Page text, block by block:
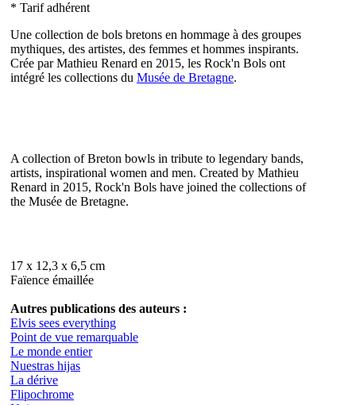
* Tarif adhérent
Une collection de bols bretons en hommage à des groupes
mythiques, des artistes, des femmes et hommes inspirants.
Crée par Mathieu Renard en 2015, les Rock'n Bols ont
intégré les collections du Musée de Bretagne.
A collection of Breton bowls in tribute to legendary bands,
artists, inspirational women and men. Created by Mathieu
Renard in 2015, Rock'n Bols have joined the collections of
the Musée de Bretagne.
17 x 12,3 x 6,5 cm
Faïence émaillée
Autres publications des auteurs :
Elvis sees everything
Point de vue remarquable
Le monde entier
Nuestras hijas
La dérive
Flipochrome